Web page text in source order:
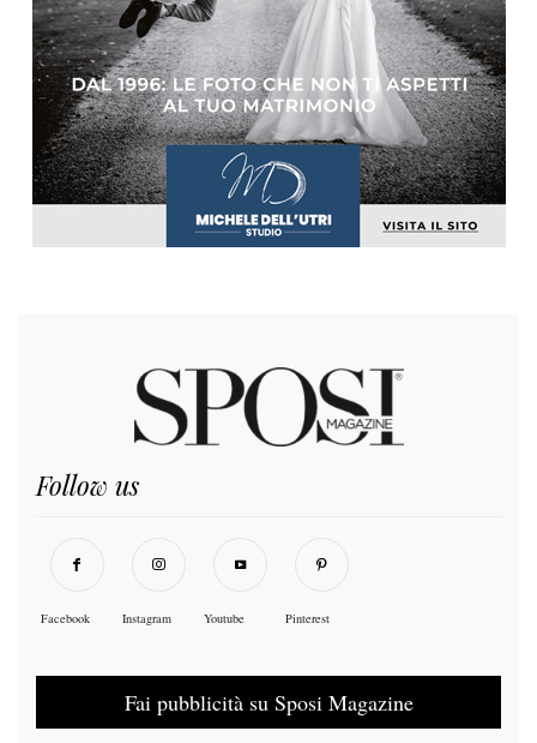
Follow us
Facebook Instagram Youtube Pinterest
Fai pubblicità su Sposi Magazine